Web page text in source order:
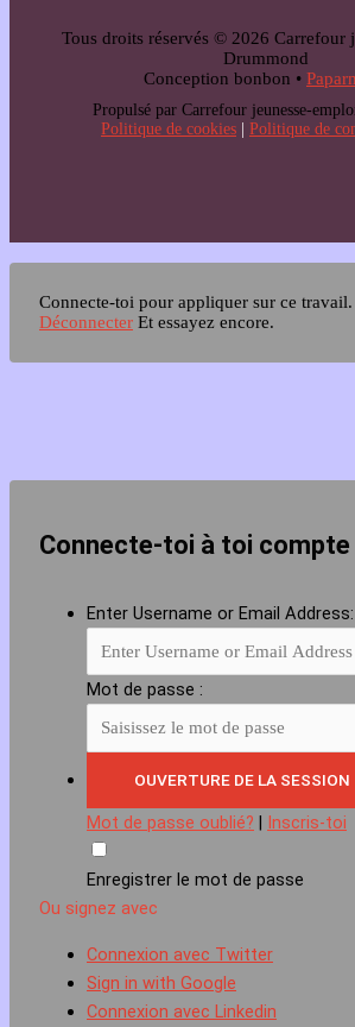
Tous droits réservés © 2026 Carrefour
Drummond
Conception bonbon •
Propulsé par Carrefour jeunesse-
Politique de cookies | Politique de
Connecte-toi pour appliquer sur ce travail.
Déconnecter Et essayez encore.
Connecte-toi à toi compte
Enter Username or Email Address:
Mot de passe :
Mot de passe oublié? Inscris-toi
Enregistrer le mot de passe
Ou signez avec
Connexion avec Twitter
Sign in with Google
Connexion avec Linkedin